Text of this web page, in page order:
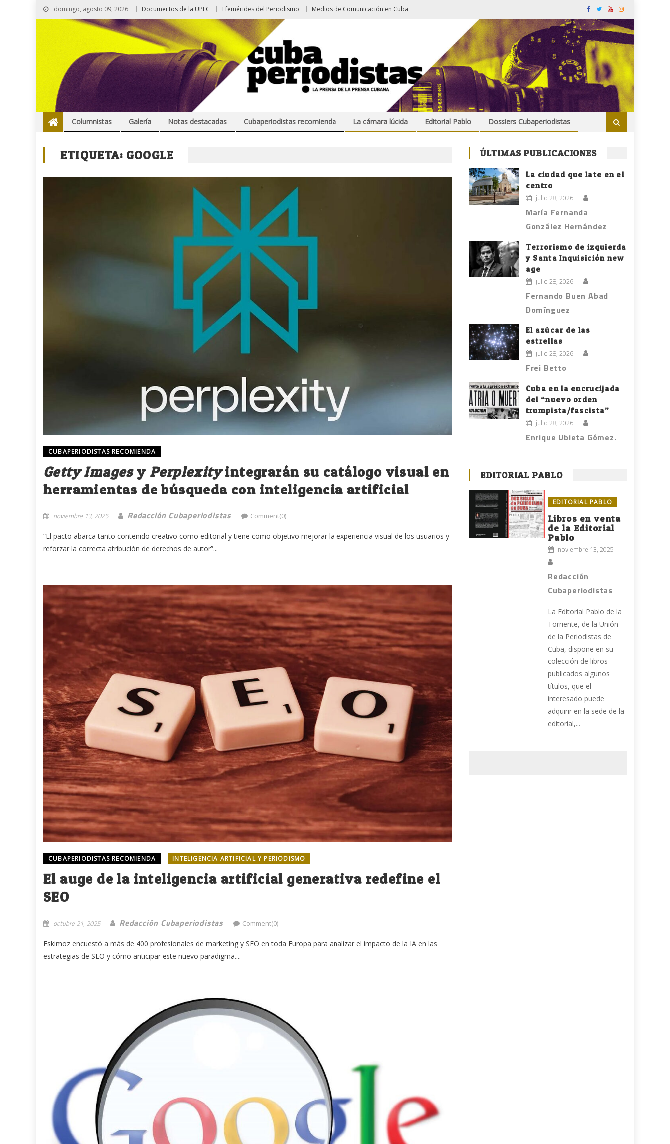
domingo, agosto 09, 2026 Documentos de la UPEC Efemérides del Periodismo Medios de Comunicación en Cuba
Columnistas Galería Notas destacadas Cubaperiodistas recomienda La cámara lúcida Editorial Pablo Dossiers Cubaperiodistas
ETIQUETA: GOOGLE
CUBAPERIODISTAS RECOMIENDA
Getty Imagesy Perplexityintegrarán su catálogo visual en
herramientas de búsqueda con inteligencia artificial
noviembre 13, 2025 Redacción Cubaperiodistas Comment(0)
“El pacto abarca tanto contenido creativo como editorial y tiene como objetivo mejorar la experiencia visual de los usuarios y
reforzar la correcta atribución de derechos de autor”...
CUBAPERIODISTAS RECOMIENDA INTELIGENCIA ARTIFICIAL Y PERIODISMO
El auge de la inteligencia artificial generativa redefine el
SEO
octubre 21, 2025 Redacción Cubaperiodistas Comment(0)
Eskimoz encuestó a más de 400 profesionales de marketing y SEO en toda Europa para analizar el impacto de la IA en las
estrategias de SEO y cómo anticipar este nuevo paradigma....
ÚLTIMAS PUBLICACIONES
La ciudad que late en el
centro
julio 28, 2026
María Fernanda
González Hernández
Terrorismo de izquierda
y Santa Inquisición new
age
julio 28, 2026
Fernando Buen Abad
Domínguez
El azúcar de las
estrellas
julio 28, 2026
Frei Betto
Cuba en la encrucijada
del “nuevo orden
trumpista/fascista”
julio 28, 2026
Enrique Ubieta Gómez.
EDITORIAL PABLO
EDITORIAL PABLO
Libros en venta
de la Editorial
Pablo
noviembre 13, 2025
Redacción
Cubaperiodistas
La Editorial Pablo de la
Torriente, de la Unión
de la Periodistas de
Cuba, dispone en su
colección de libros
publicados algunos
títulos, que el
interesado puede
adquirir en la sede de la
editorial,...